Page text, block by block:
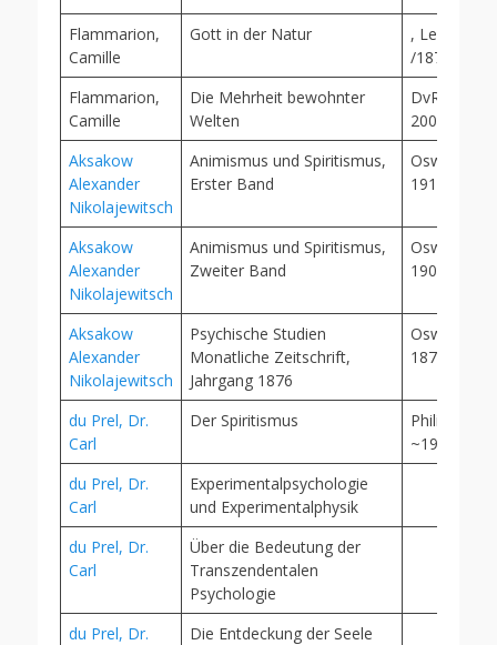
Flammarion,
Camille
Gott in der Natur
, Leipzig,
/1870 ?
Flammarion,
Camille
Die Mehrheit bewohnter
Welten
DvR,
2004
Aksakow
Alexander
Nikolajewitsch
Animismus und Spiritismus,
Erster Band
Oswald
1919
Aksakow
Alexander
Nikolajewitsch
Animismus und Spiritismus,
Zweiter Band
Oswald
1905
Aksakow
Alexander
Nikolajewitsch
Psychische Studien
Monatliche Zeitschrift,
Jahrgang 1876
Oswald
1876
du Prel, Dr.
Carl
Der Spiritismus
Philip
~1910
du Prel, Dr.
Carl
Experimentalpsychologie
und Experimentalphysik
du Prel, Dr.
Carl
Über die Bedeutung der
Transzendentalen
Psychologie
du Prel, Dr.
Die Entdeckung der Seele